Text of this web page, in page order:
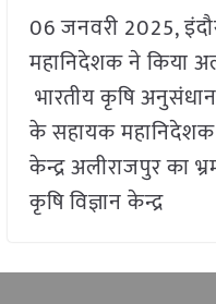
06 जनवरी 2025,
महानिदेशक ने किया
भारतीय कृषि
के सहायक महानिदेशक
केन्द्र अलीराजपुर का
कृषि विज्ञान केन्द्र